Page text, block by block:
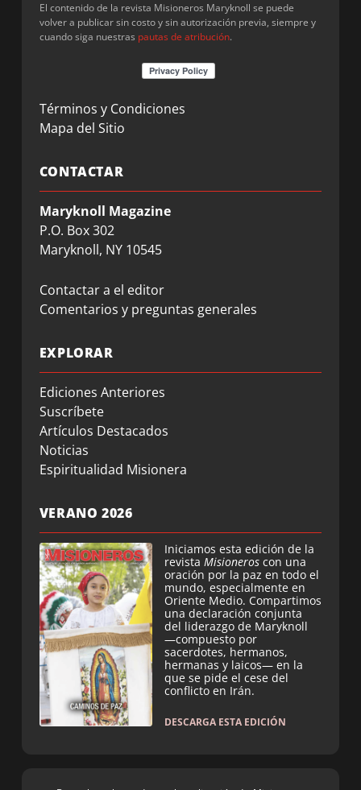
El contenido de la revista Misioneros Maryknoll se puede
volver a publicar sin costo y sin autorización previa, siempre y
cuando siga nuestras pautas de atribución.
Términos y Condiciones
Mapa del Sitio
CONTACTAR
Maryknoll Magazine
P.O. Box 302
Maryknoll, NY 10545
Contactar a el editor
Comentarios y preguntas generales
EXPLORAR
Ediciones Anteriores
Suscríbete
Artículos Destacados
Noticias
Espiritualidad Misionera
VERANO 2026
Iniciamos esta edición de la
revista Misioneros con una
oración por la paz en todo el
mundo, especialmente en
Oriente Medio. Compartimos
una declaración conjunta
del liderazgo de Maryknoll
—compuesto por
sacerdotes, hermanos,
hermanas y laicos— en la
que se pide el cese del
conflicto en Irán.
DESCARGA ESTA EDICIÓN